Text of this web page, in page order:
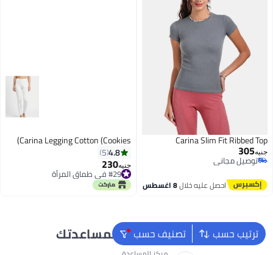
Carina Slim Fit Ribbed Top
جنيه305
توصيل مجاني
توصيل مجاني
احصل عليه خلال8 اغسطس
Carina Legging Cotton (Cookies)
4.8
5
جنيه230
#29 في طماق المرأة
#29 في طماق المرأة
ترتيب حسب تصنيف حسب
نحن دائماً جاهزون لمساعدتك